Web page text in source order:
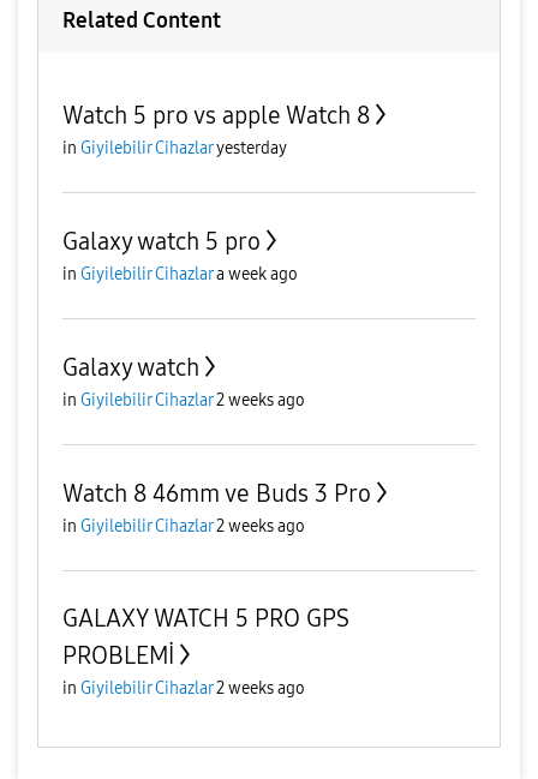
Related Content
Watch 5 pro vs apple Watch 8
in Giyilebilir Cihazlaryesterday
Galaxy watch 5 pro
in Giyilebilir Cihazlara week ago
Galaxy watch
in Giyilebilir Cihazlar2 weeks ago
Watch 8 46mm ve Buds 3 Pro
in Giyilebilir Cihazlar2 weeks ago
GALAXY WATCH 5 PRO GPS
PROBLEMİ
in Giyilebilir Cihazlar2 weeks ago